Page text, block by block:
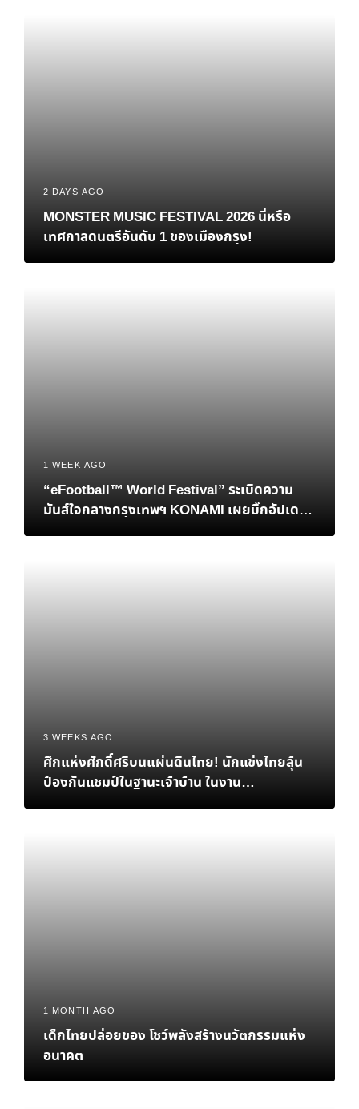
2 DAYS AGO
MONSTER MUSIC FESTIVAL 2026 นี่หรือ
เทศกาลดนตรีอันดับ 1 ของเมืองกรุง!
1 WEEK AGO
“eFootball™ World Festival” ระเบิดความ
มันส์ใจกลางกรุงเทพฯ KONAMI เผยบิ๊กอัปเดต
3 WEEKS AGO
ศึกแห่งศักดิ์ศรีบนแผ่นดินไทย! นักแข่งไทยลุ้น
ป้องกันแชมป์ในฐานะเจ้าบ้าน ในงาน
eFootball™ Championship 2026 World
1 MONTH AGO
เด็กไทยปล่อยของ โชว์พลังสร้างนวัตกรรมแห่ง
อนาคต